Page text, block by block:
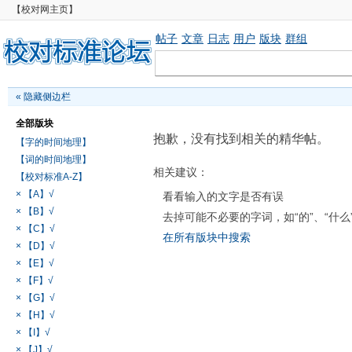
【校对网主页】
帖子 文章 日志 用户 版块 群组
« 隐藏侧边栏
全部版块
【字的时间地理】
【词的时间地理】
【校对标准A-Z】
× 【A】√
× 【B】√
× 【C】√
× 【D】√
× 【E】√
× 【F】√
× 【G】√
× 【H】√
× 【I】√
× 【J】√
抱歉，没有找到相关的精华帖。
相关建议：
看看输入的文字是否有误
去掉可能不必要的字词，如“的”、“什么
在所有版块中搜索